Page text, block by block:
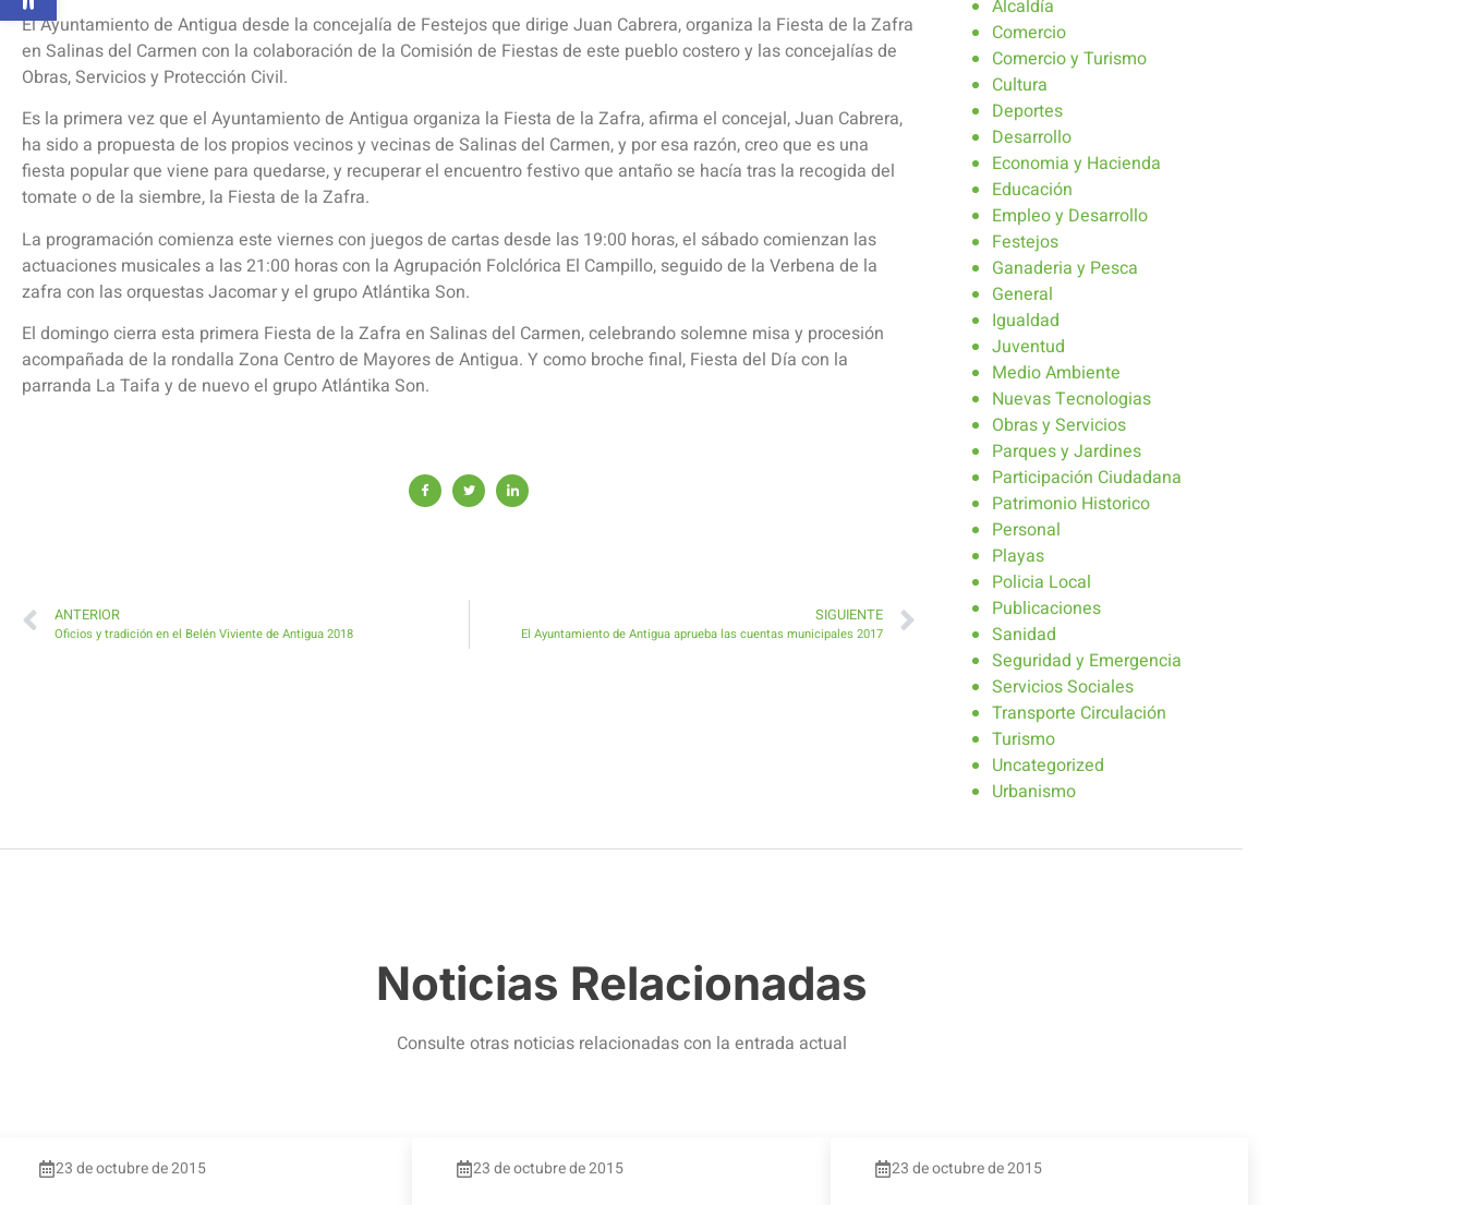
El Ayuntamiento de Antigua desde la concejalía de Festejos que dirige Juan Cabrera, organiza la Fiesta de la Zafra
en Salinas del Carmen con la colaboración de la Comisión de Fiestas de este pueblo costero y las concejalías de
Obras, Servicios y Protección Civil.
Es la primera vez que el Ayuntamiento de Antigua organiza la Fiesta de la Zafra, afirma el concejal, Juan Cabrera,
ha sido a propuesta de los propios vecinos y vecinas de Salinas del Carmen, y por esa razón, creo que es una
fiesta popular que viene para quedarse, y recuperar el encuentro festivo que antaño se hacía tras la recogida del
tomate o de la siembre, la Fiesta de la Zafra.
La programación comienza este viernes con juegos de cartas desde las 19:00 horas, el sábado comienzan las
actuaciones musicales a las 21:00 horas con la Agrupación Folclórica El Campillo, seguido de la Verbena de la
zafra con las orquestas Jacomar y el grupo Atlántika Son.
El domingo cierra esta primera Fiesta de la Zafra en Salinas del Carmen, celebrando solemne misa y procesión
acompañada de la rondalla Zona Centro de Mayores de Antigua. Y como broche final, Fiesta del Día con la
parranda La Taifa y de nuevo el grupo Atlántika Son.
ANTERIOR
Oficios y tradición en el Belén Viviente de Antigua 2018
SIGUIENTE
El Ayuntamiento de Antigua aprueba las cuentas municipales 2017
Alcaldía
Comercio
Comercio y Turismo
Cultura
Deportes
Desarrollo
Economia y Hacienda
Educación
Empleo y Desarrollo
Festejos
Ganaderia y Pesca
General
Igualdad
Juventud
Medio Ambiente
Nuevas Tecnologias
Obras y Servicios
Parques y Jardines
Participación Ciudadana
Patrimonio Historico
Personal
Playas
Policia Local
Publicaciones
Sanidad
Seguridad y Emergencia
Servicios Sociales
Transporte Circulación
Turismo
Uncategorized
Urbanismo
Noticias Relacionadas
Consulte otras noticias relacionadas con la entrada actual
23 de octubre de 2015 23 de octubre de 2015 23 de octubre de 2015